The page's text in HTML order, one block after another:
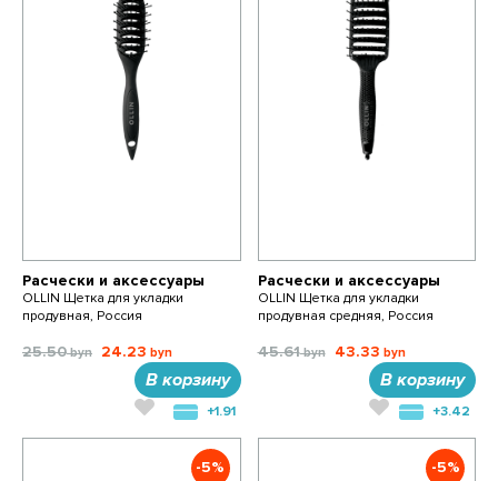
Расчески и аксессуары
OLLIN Щетка для укладки
продувная, Россия
25.50 24.23
В корзину
+1.91
Расчески и аксессуары
OLLIN Щетка для укладки
продувная средняя, Россия
45.61 43.33
В корзину
+3.42
-5% -5%